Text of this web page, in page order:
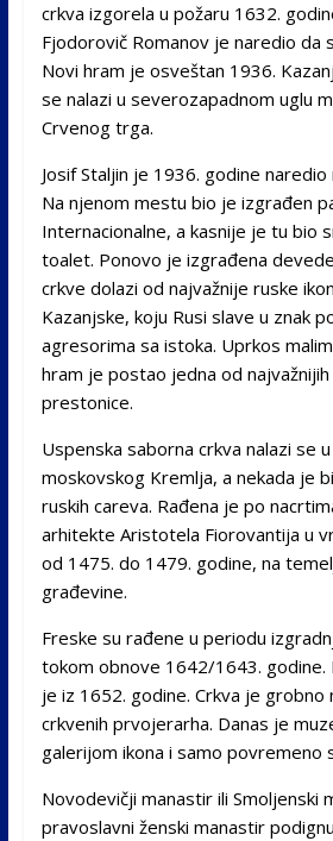
crkva izgorela u požaru 1632.
Fjodorovič Romanov je naredio da
Novi hram je osveštan 1936.
se nalazi u severozapadnom uglu
Crvenog trga.
Josif Staljin je 1936. godine
Na njenom mestu bio je izgrađen
Internacionalne, a kasnije je tu bio
toalet. Ponovo je izgrađena
crkve dolazi od najvažnije ruske
Kazanjske, koju Rusi slave u znak
agresorima sa istoka. Uprkos
hram je postao jedna od
prestonice.
Uspenska saborna crkva nalazi se
moskovskog Kremlja, a nekada je
ruskih careva. Rađena je po
arhitekte Aristotela Fiorovantija u
od 1475. do 1479. godine, na
građevine.
Freske su rađene u periodu
tokom obnove 1642/1643. godine.
je iz 1652. godine. Crkva je grobno
crkvenih prvojerarha. Danas je
galerijom ikona i samo povremeno
Novodevičji manastir ili Smoljenski
pravoslavni ženski manastir